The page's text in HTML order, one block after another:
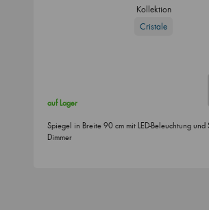
Kollektion
Cristale
auf Lager
Spiegel in Breite 90 cm mit LED-Beleuchtung und
Dimmer